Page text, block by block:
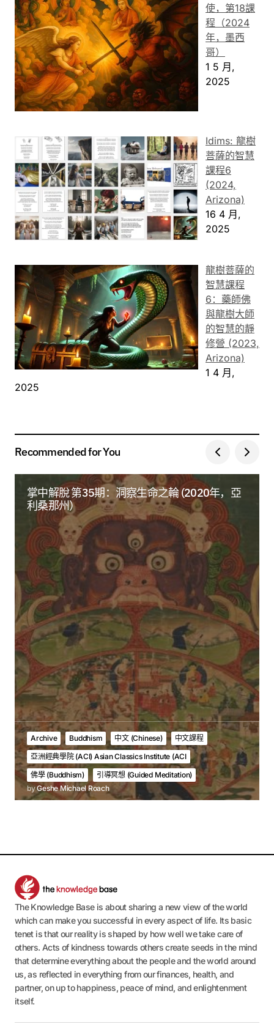
使，第18課
程（2024
年，墨西
哥）
1 5 月,
2025
Idims: 龍樹
菩薩的智慧
課程6
(2024,
Arizona)
16 4 月,
2025
龍樹菩薩的
智慧課程
6：藥師佛
與龍樹大師
的智慧的靜
修營 (2023,
Arizona)
1 4 月,
2025
Recommended for You
掌中解脫 第35期：洞察生命之輪 (2020年，亞
利桑那州）
Archive Buddhism 中文 (Chinese)
中文課程
亞洲經典學院 (ACI) Asian Classics Institute (ACI
佛學 (Buddhism)
引導冥想 (Guided Meditation)
byGeshe Michael Roach
The Knowledge Base is about sharing a new view of the world
which can make you successful in every aspect of life. Its basic
tenet is that our reality is shaped by how well we take care of
others. Acts of kindness towards others create seeds in the mind
that determine everything about the people and the world around
us, as reflected in everything from our finances, health, and
partner, on up to happiness, peace of mind, and enlightenment
itself.